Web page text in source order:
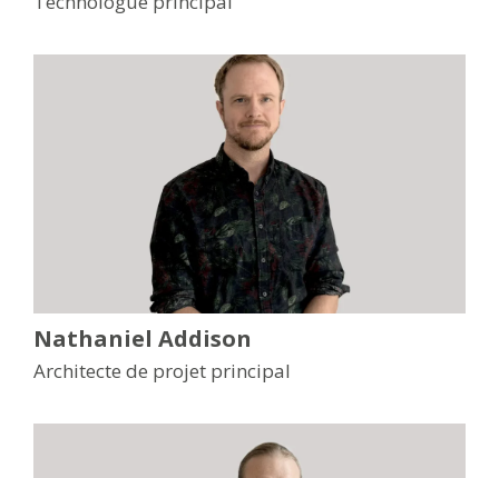
Nathaniel Addison
Architecte de projet principal